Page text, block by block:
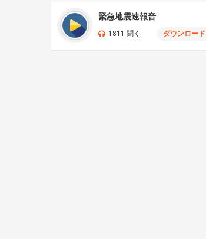
緊急地震速報音
1811 聞く ダウンロード